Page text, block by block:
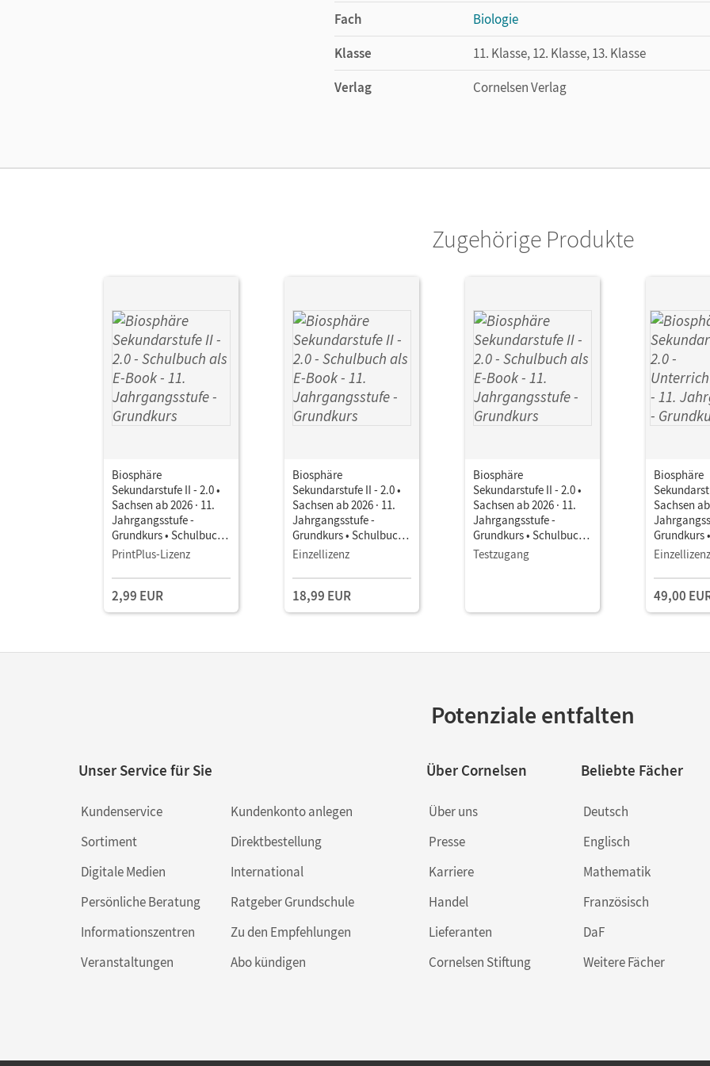
weitere zusätzliche Informationen, die ihnen ein vertieftes Verständnis zu den Inhalten verschaffen.
Fach
Biologie
Klasse
11. Klasse, 12. Klasse, 13. Klasse
Verlag
Cornelsen Verlag
Zugehörige Produkte
Biosphäre
Sekundarstufe II - 2.0 •
Sachsen ab 2026 · 11.
Jahrgangsstufe -
Grundkurs • Schulbuch
als E-Book Mit Medien
PrintPlus-Lizenz
2,99 EUR
Biosphäre
Sekundarstufe II - 2.0 •
Sachsen ab 2026 · 11.
Jahrgangsstufe -
Grundkurs • Schulbuch
als E-Book Mit Medien
Einzellizenz
18,99 EUR
Biosphäre
Sekundarstufe II - 2.0 •
Sachsen ab 2026 · 11.
Jahrgangsstufe -
Grundkurs • Schulbuch
als E-Book Mit Medien
Testzugang
Biosphäre
Sachsen
Grundkurs •
und
Einzellizenz
49,00
Potenziale entfalten
Unser Service für Sie
Kundenservice
Sortiment
Digitale Medien
Persönliche Beratung
Informationszentren
Veranstaltungen
Kundenkonto anlegen
Direktbestellung
International
Ratgeber Grundschule
Zu den Empfehlungen
Abo kündigen
Über Cornelsen
Über uns
Presse
Karriere
Handel
Lieferanten
Cornelsen Stiftung
Beliebte Fächer
Deutsch
Englisch
Mathematik
Französisch
DaF
Weitere Fächer